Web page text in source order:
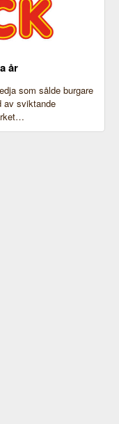
år
som sålde burgare
av sviktande